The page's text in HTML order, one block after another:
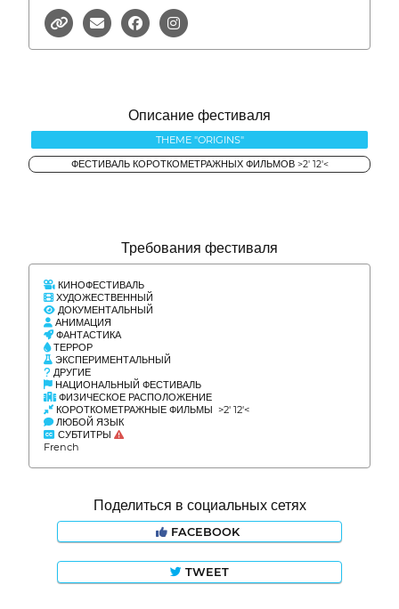
Описание фестиваля
THEME "ORIGINS"
ФЕСТИВАЛЬ КОРОТКОМЕТРАЖНЫХ ФИЛЬМОВ >2' 12'<
Требования фестиваля
КИНОФЕСТИВАЛЬ
ХУДОЖЕСТВЕННЫЙ
ДОКУМЕНТАЛЬНЫЙ
АНИМАЦИЯ
ФАНТАСТИКА
ТЕРРОР
ЭКСПЕРИМЕНТАЛЬНЫЙ
ДРУГИЕ
НАЦИОНАЛЬНЫЙ ФЕСТИВАЛЬ
ФИЗИЧЕСКОЕ РАСПОЛОЖЕНИЕ
КОРОТКОМЕТРАЖНЫЕ ФИЛЬМЫ >2' 12'<
ЛЮБОЙ ЯЗЫК
СУБТИТРЫ
French
Поделиться в социальных сетях
FACEBOOK
TWEET